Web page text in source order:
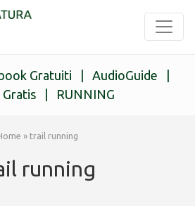
Gratuiti AudioGuide
Gratis| RUNNING
» trail running
running